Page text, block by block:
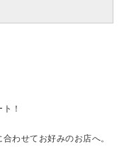
！
わせてお好みのお店へ。